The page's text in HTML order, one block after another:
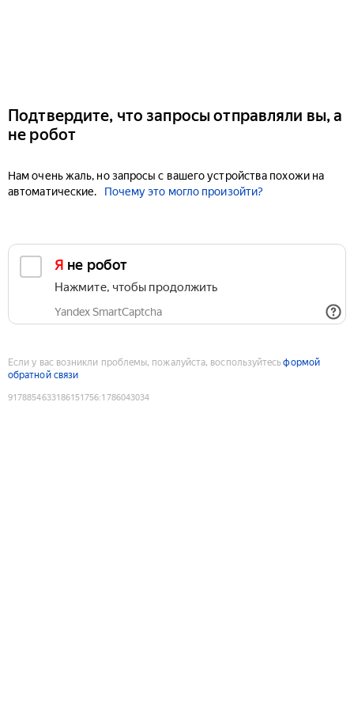
Подтвердите, что запросы отправляли вы, а
не робот
Нам очень жаль, но запросы с вашего устройства похожи на
автоматические.
Почему это могло произойти?
Я не робот
Нажмите, чтобы продолжить
Yandex SmartCaptcha
Если у вас возникли проблемы, пожалуйста, воспользуйтесьформой
обратной связи
9178854633186151756:1786043034